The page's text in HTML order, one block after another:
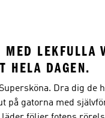
MED LEKFULLA
HELA DAGEN.
Dra dig de
på gatorna med